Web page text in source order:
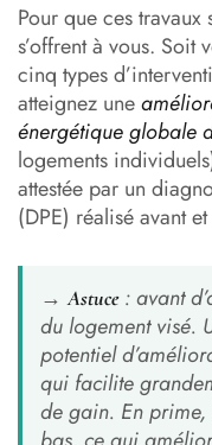
Pour que ces
s’offrent à vous. Soit
cinq types
atteignez une
énergétique globale
logements
attestée par un
(DPE) réalisé avant
→Astuce: avant
du logement visé.
potentiel
qui facilite
de gain. En prime,